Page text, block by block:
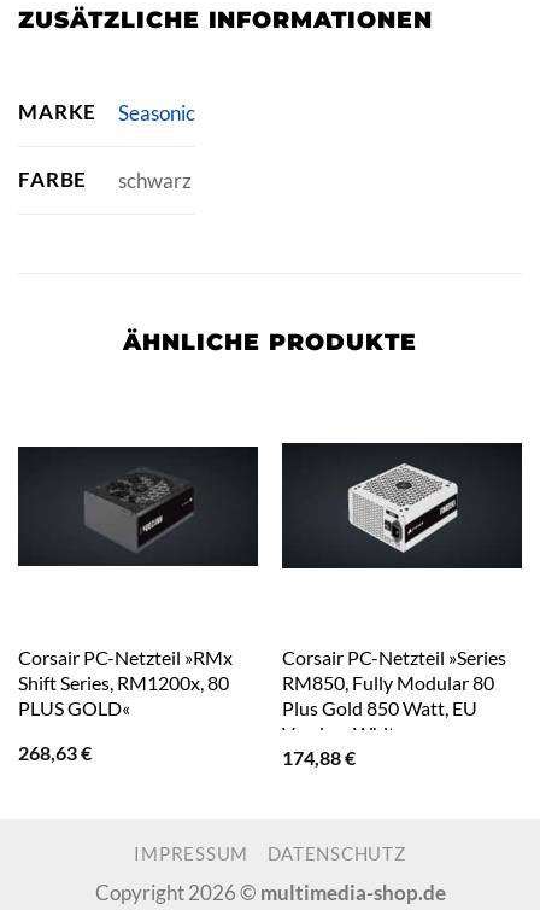
ZUSÄTZLICHE INFORMATIONEN
MARKE Seasonic
FARBE schwarz
ÄHNLICHE PRODUKTE
Corsair PC-Netzteil »RMx
Shift Series, RM1200x, 80
PLUS GOLD«
268,63€
Corsair PC-Netzteil »Series
RM850, Fully Modular 80
Plus Gold 850 Watt, EU
Version, White«
174,88€
IMPRESSUM DATENSCHUTZ
Copyright 2026 © multimedia-shop.de